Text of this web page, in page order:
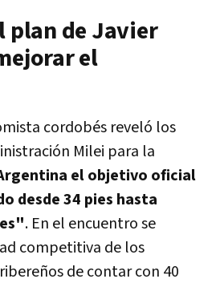
plan de Javier
el
cordobés reveló los
Milei para la
el objetivo oficial
desde 34 pies hasta
. En el encuentro se
competitiva de los
de contar con 40